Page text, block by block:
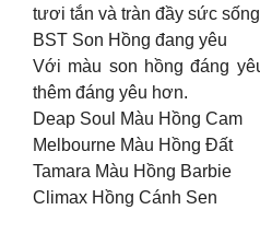
tươi tắn và tràn đầy sức
BST Son Hồng đang yêu
Với màu son hồng đáng
thêm đáng yêu hơn.
Deap Soul Màu Hồng Cam
Melbourne Màu Hồng Đất
Tamara Màu Hồng Barbie
Climax Hồng Cánh Sen